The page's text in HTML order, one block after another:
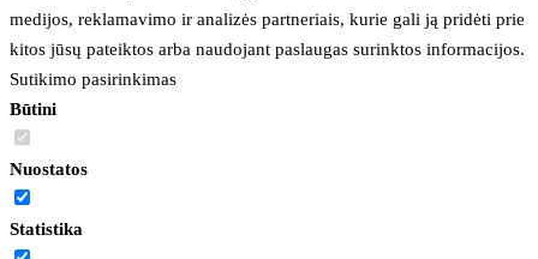
medijos, reklamavimo ir analizės partneriais, kurie gali ją pridėti prie
kitos jūsų pateiktos arba naudojant paslaugas surinktos informacijos.
Sutikimo pasirinkimas
Būtini
Nuostatos
Statistika